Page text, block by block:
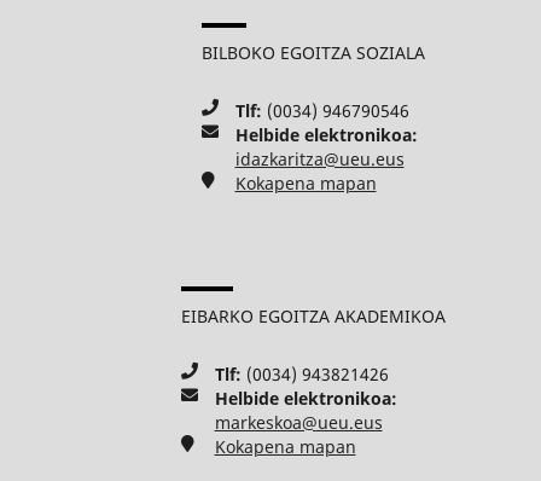
BILBOKO EGOITZA SOZIALA
Tlf: (0034) 946790546
Helbide elektronikoa:
idazkaritza@ueu.eus
Kokapena mapan
EIBARKO EGOITZA AKADEMIKOA
Tlf: (0034) 943821426
Helbide elektronikoa:
markeskoa@ueu.eus
Kokapena mapan